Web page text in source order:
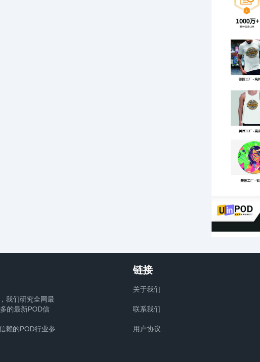
我们研究全网最
的最新POD信
赖的POD行业参
链接
关于我们
联系我们
用户协议